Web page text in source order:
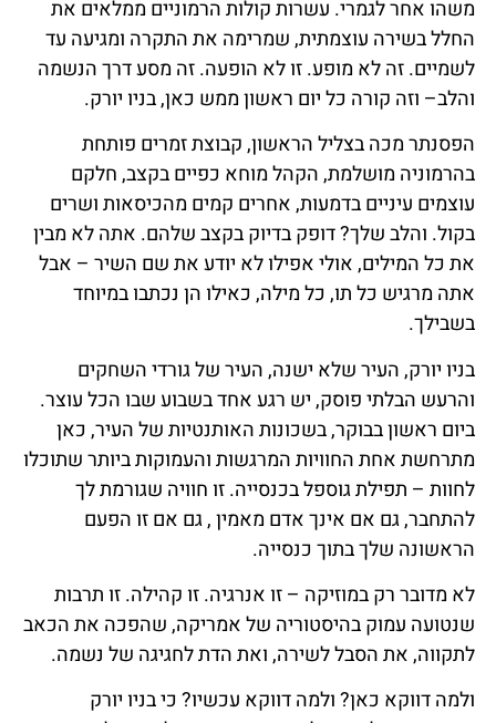
משהו אחר לגמרי. עשרות קולות הרמוניים ממלאים את
החלל בשירה עוצמתית, שמרימה את התקרה ומגיעה עד
לשמיים. זה לא מופע. זו לא הופעה. זה מסע דרך הנשמה
והלב– וזה קורה כל יום ראשון ממש כאן, בניו יורק.
הפסנתר מכה בצליל הראשון, קבוצת זמרים פותחת
בהרמוניה מושלמת, הקהל מוחא כפיים בקצב, חלקם
עוצמים עיניים בדמעות, אחרים קמים מהכיסאות ושרים
בקול. והלב שלך? דופק בדיוק בקצב שלהם. אתה לא מבין
את כל המילים, אולי אפילו לא יודע את שם השיר – אבל
אתה מרגיש כל תו, כל מילה, כאילו הן נכתבו במיוחד
בשבילך.
בניו יורק, העיר שלא ישנה, העיר של גורדי השחקים
והרעש הבלתי פוסק, יש רגע אחד בשבוע שבו הכל עוצר.
ביום ראשון בבוקר, בשכונות האותנטיות של העיר, כאן
מתרחשת אחת החוויות המרגשות והעמוקות ביותר שתוכלו
לחוות – תפילת גוספל בכנסייה. זו חוויה שגורמת לך
להתחבר, גם אם אינך אדם מאמין , גם אם זו הפעם
הראשונה שלך בתוך כנסייה.
לא מדובר רק במוזיקה – זו אנרגיה. זו קהילה. זו תרבות
שנטועה עמוק בהיסטוריה של אמריקה, שהפכה את הכאב
לתקווה, את הסבל לשירה, ואת הדת לחגיגה של נשמה.
ולמה דווקא כאן? ולמה דווקא עכשיו? כי בניו יורק